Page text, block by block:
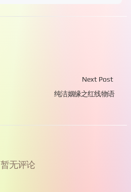
Next Post
纯洁姻缘之红线物语
暂无评论